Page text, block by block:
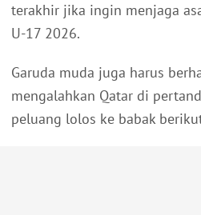
terakhir jika ingin menjaga
U-17 2026.
Garuda muda juga harus
mengalahkan Qatar di
peluang lolos ke babak